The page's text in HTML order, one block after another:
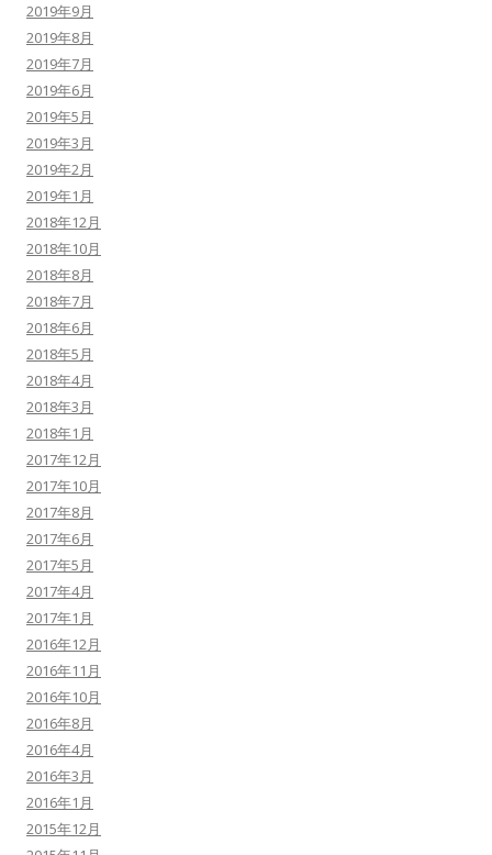
2019年9月
2019年8月
2019年7月
2019年6月
2019年5月
2019年3月
2019年2月
2019年1月
2018年12月
2018年10月
2018年8月
2018年7月
2018年6月
2018年5月
2018年4月
2018年3月
2018年1月
2017年12月
2017年10月
2017年8月
2017年6月
2017年5月
2017年4月
2017年1月
2016年12月
2016年11月
2016年10月
2016年8月
2016年4月
2016年3月
2016年1月
2015年12月